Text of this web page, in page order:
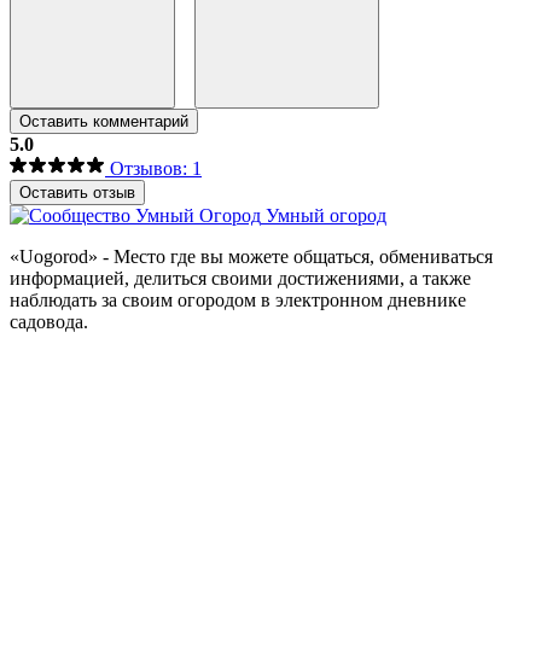
Оставить комментарий
5.0
Отзывов: 1
Оставить отзыв
Умный огород
«Uogorod» - Место где вы можете общаться, обмениваться
информацией, делиться своими достижениями, а также
наблюдать за своим огородом в электронном дневнике
садовода.